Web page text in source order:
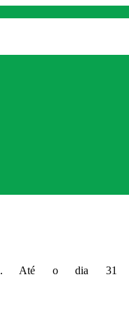
Até o dia 31